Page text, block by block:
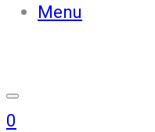
Menu
0